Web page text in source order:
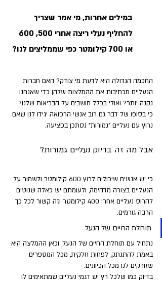
במילים אחרות, מי אמר שצריך
או 700 קילומטר כפי שממליצים לנו?
החכמה הגדולה היא לדעת מי צודק? האם חברות
הנעליים מכתיבות את ההמלצות שלהן כדי שאנחנו
נקנה יותר? ואולי בכלל חושבים על הבריאות שלנו?
כי בסופו של דבר גם רוב אנשי הרפואה יגידו לנו שאם
נרוץ עם נעליים "גמורות" נסתכן בפציעה.
אבל מה זה בדיוק נעליים גמורות?
כי יש אנשים שיכולים לרוץ 600 קילומטר ולשמור על
הנעליים בצורה מדהימה, ולעומתם יש כאלה שנוטים
להרוס נעליים אחרי 400 קילומטר וזה קשור לכל כך
הרבה גורמים.
תוחלת החיים של הנעל
נתחיל עם תוחלת החיים של הנעל, וכאן ההמלצה היא
באמת להתנתק, לפחות חלקית, מכל המספרים
שזורקים לנו מכל הכיוונים.
בדיוק כמו שלכל רץ יש דגמי נעליים שמתאימים לו